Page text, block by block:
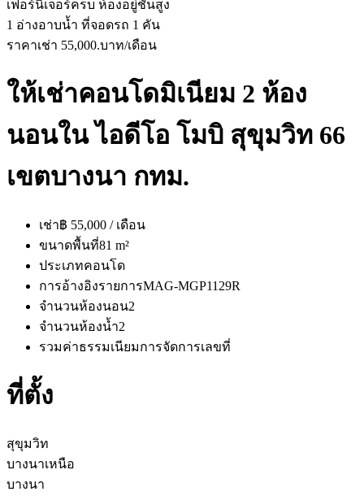
เฟอร์นิเจอร์ครบ ห้องอยู่ชั้นสูง
1 อ่างอาบน้ำ ที่จอดรถ 1 คัน
ราคาเช่า 55,000.บาท/เดือน
ให้เช่าคอนโดมิเนียม 2 ห้อง
นอนใน ไอดีโอ โมบิ สุขุมวิท 66
เขตบางนา กทม.
เช่า฿ 55,000 / เดือน
ขนาดพื้นที่81 m²
ประเภทคอนโด
การอ้างอิงรายการMAG-MGP1129R
จำนวนห้องนอน2
จำนวนห้องน้ำ2
รวมค่าธรรมเนียมการจัดการเลขที่
ที่ตั้ง
สุขุมวิท
บางนาเหนือ
บางนา